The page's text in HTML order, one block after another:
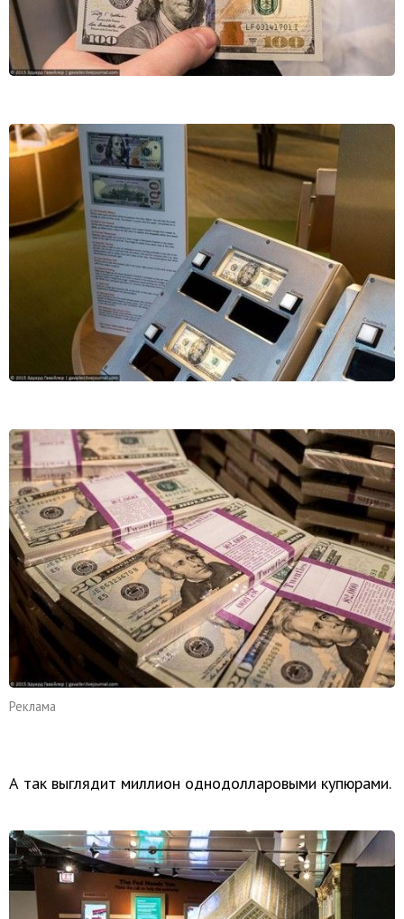
Реклама
А так выглядит миллион однодолларовыми купюрами.